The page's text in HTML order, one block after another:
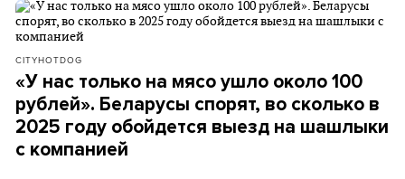
CITYHOTDOG
«У нас только на мясо ушло около 100
рублей». Беларусы спорят, во сколько в
2025 году обойдется выезд на шашлыки
с компанией